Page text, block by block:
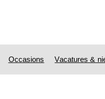
Occasions Vacatures &